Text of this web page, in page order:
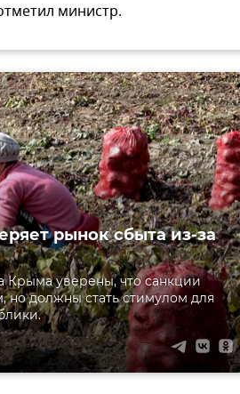
министр.
рынок сбыта из-за
Крыма уверены, что санкции
но должны стать стимулом для